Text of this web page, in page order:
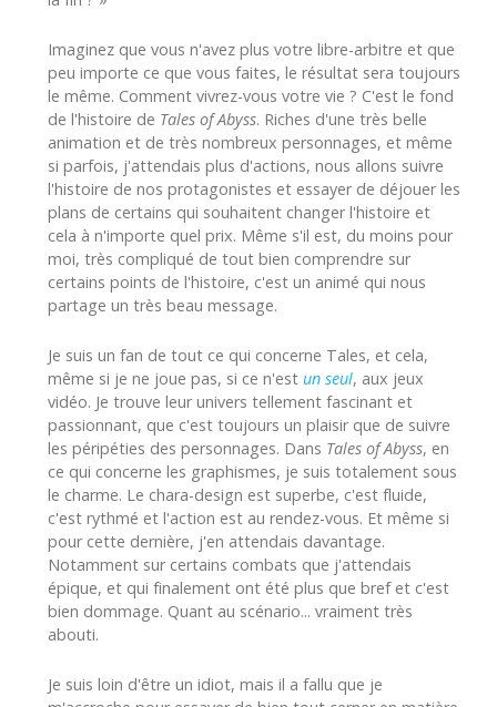
Imaginez que vous n'avez plus votre libre-arbitre et que
peu importe ce que vous faites, le résultat sera toujours
le même. Comment vivrez-vous votre vie ? C'est le fond
de l'histoire de Tales of Abyss. Riches d'une très belle
animation et de très nombreux personnages, et même
si parfois, j'attendais plus d'actions, nous allons suivre
l'histoire de nos protagonistes et essayer de déjouer les
plans de certains qui souhaitent changer l'histoire et
cela à n'importe quel prix. Même s'il est, du moins pour
moi, très compliqué de tout bien comprendre sur
certains points de l'histoire, c'est un animé qui nous
partage un très beau message.
Je suis un fan de tout ce qui concerne Tales, et cela,
même si je ne joue pas, si ce n'est un seul, aux jeux
vidéo. Je trouve leur univers tellement fascinant et
passionnant, que c'est toujours un plaisir que de suivre
les péripéties des personnages. Dans Tales of Abyss, en
ce qui concerne les graphismes, je suis totalement sous
le charme. Le chara-design est superbe, c'est fluide,
c'est rythmé et l'action est au rendez-vous. Et même si
pour cette dernière, j'en attendais davantage.
Notamment sur certains combats que j'attendais
épique, et qui finalement ont été plus que bref et c'est
bien dommage. Quant au scénario... vraiment très
abouti.
Je suis loin d'être un idiot, mais il a fallu que je